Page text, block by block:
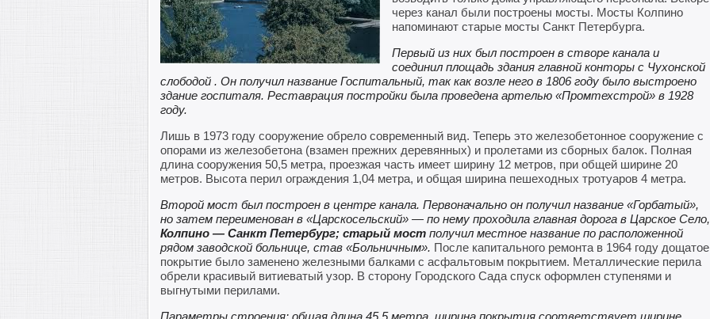
через канал были построены мосты. Мосты Колпино
напоминают старые мосты Санкт Петербурга.
Первый из них был построен в створе канала и
соединил площадь здания главной конторы с Чухонской
слободой . Он получил название Госпитальный, так как возле него в 1806 году было выстроено
здание госпиталя. Реставрация постройки была проведена артелью «Промтехстрой» в 1928
году.
Лишь в 1973 году сооружение обрело современный вид. Теперь это железобетонное сооружение с
опорами из железобетона (взамен прежних деревянных) и пролетами из сборных балок. Полная
длина сооружения 50,5 метра, проезжая часть имеет ширину 12 метров, при общей ширине 20
метров. Высота перил ограждения 1,04 метра, и общая ширина пешеходных тротуаров 4 метра.
Второй мост был построен в центре канала. Первоначально он получил название «Горбатый»,
но затем переименован в «Царскосельский» — по нему проходила главная дорога в Царское Село,
Колпино — Санкт Петербург; старый мост получил местное название по расположенной
рядом заводской больнице, став «Больничным». После капитального ремонта в 1964 году дощатое
покрытие было заменено железными балками с асфальтовым покрытием. Металлические перила
обрели красивый витиеватый узор. В сторону Городского Сада спуск оформлен ступенями и
выгнутыми перилами.
Параметры строения: общая длина 45,5 метра, ширина покрытия соответствует ширине